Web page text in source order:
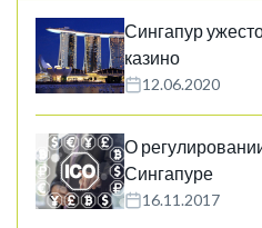
Сингапур
казино
12.06.2020
О
Сингапуре
16.11.2017